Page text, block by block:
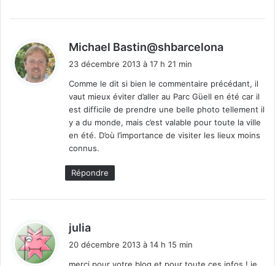
Michael Bastin@shbarcelona
23 décembre 2013 à 17 h 21 min
Comme le dit si bien le commentaire précédant, il
vaut mieux éviter d’aller au Parc Güell en été car il
est difficile de prendre une belle photo tellement il
y a du monde, mais c’est valable pour toute la ville
en été. D’où l’importance de visiter les lieux moins
connus.
Répondre
julia
20 décembre 2013 à 14 h 15 min
merci pour votre blog et pour toute ces infos ! je